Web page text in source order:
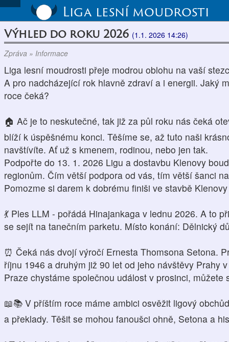
Liga lesní moudrosti
Výhled do roku 2026 (1.1. 2026 14:26)
Zpráva » Informace
Liga lesní moudrosti přeje modrou oblohu na vaší
A pro nadcházející rok hlavně zdraví a i energii. Jaký
roce čeká?
🏠 Ač je to neskutečné, tak již za půl roku nás čeká
blíží k úspěšnému konci. Těšíme se, až tuto naši
navštívíte. Ať už s kmenem, rodinou, nebo jen tak.
Podpořte do 13. 1. 2026 Ligu a dostavbu Klenovy
regionům. Čím větší podpora od vás, tím větší šanci
Pomozme si darem k dobrému finiši ve stavbě
💃 Ples LLM - pořádá Hinajankaga v lednu 2026. A to
se sejít na tanečním parketu. Místo konání: Dělnický
⏰ Čeká nás dvojí výročí Ernesta Thomsona Setona.
říjnu 1946 a druhým již 90 let od jeho návštěvy Prahy
Praze chystáme společnou událost v prosinci, můžete
📖📚 V příštím roce máme ambici osvěžit ligový
a překlady. Těšit se mohou fanoušci ohně, Setona a